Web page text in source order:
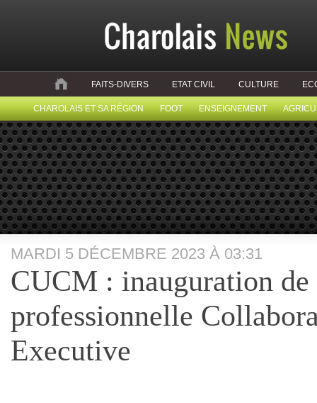
FAITS-DIVERS ETAT CIVIL CULTURE
CHAROLAIS ET SA RÉGION FOOT ENSEIGNEMENT
MARDI 5 DÉCEMBRE 2023 À 03:31
CUCM : inauguration
professionnelle
Executive